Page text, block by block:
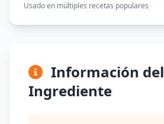
Usado en múltiples recetas populares
Información del
Ingrediente